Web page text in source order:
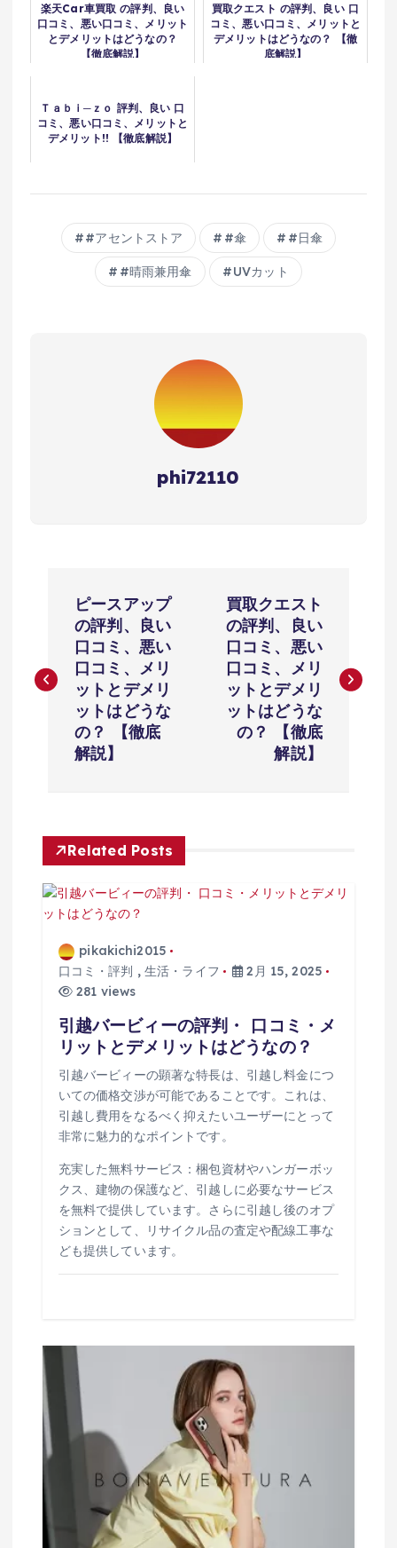
楽天Car車買取 の評判、良い
口コミ、悪い口コミ、メリット
とデメリットはどうなの？
【徹底解説】
買取クエスト の評判、良い 口
コミ、悪い口コミ、メリットと
デメリットはどうなの？ 【徹
底解説】
Ｔａｂｉ─ｚｏ 評判、良い 口
コミ、悪い口コミ、メリットと
デメリット!! 【徹底解説】
#アセントストア #傘 #日傘
#晴雨兼用傘 UVカット
phi72110
ナ
シ
ョ
ン
ピースアップ
の評判、良い
口コミ、悪い
口コミ、メリ
ットとデメリ
ットはどうな
の？ 【徹底
解説】
買取クエスト
の評判、良い
口コミ、悪い
口コミ、メリ
ットとデメリ
ットはどうな
の？ 【徹底
解説】
Related Posts
pikakichi2015
口コミ・評判 ,生活・ライフ
2月 15, 2025
281 views
引越バービィーの評判・ 口コミ・メ
リットとデメリットはどうなの？
引越バービィーの顕著な特長は、引越し料金につ
いての価格交渉が可能であることです。これは、
引越し費用をなるべく抑えたいユーザーにとって
非常に魅力的なポイントです。
充実した無料サービス：梱包資材やハンガーボッ
クス、建物の保護など、引越しに必要なサービス
を無料で提供しています。さらに引越し後のオプ
ションとして、リサイクル品の査定や配線工事な
ども提供しています。